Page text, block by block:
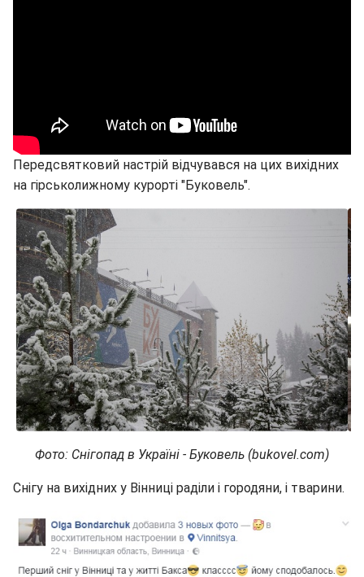
Передсвятковий настрій відчувався на цих вихідних
на гірськолижному курорті "Буковель".
Фото: Снігопад в Україні - Буковель (bukovel.com)
Снігу на вихідних у Вінниці раділи і городяни, і тварини.